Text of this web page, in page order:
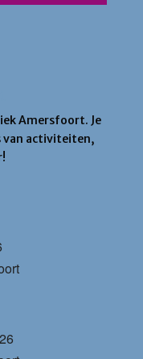
Amersfoort. Je
activiteiten,